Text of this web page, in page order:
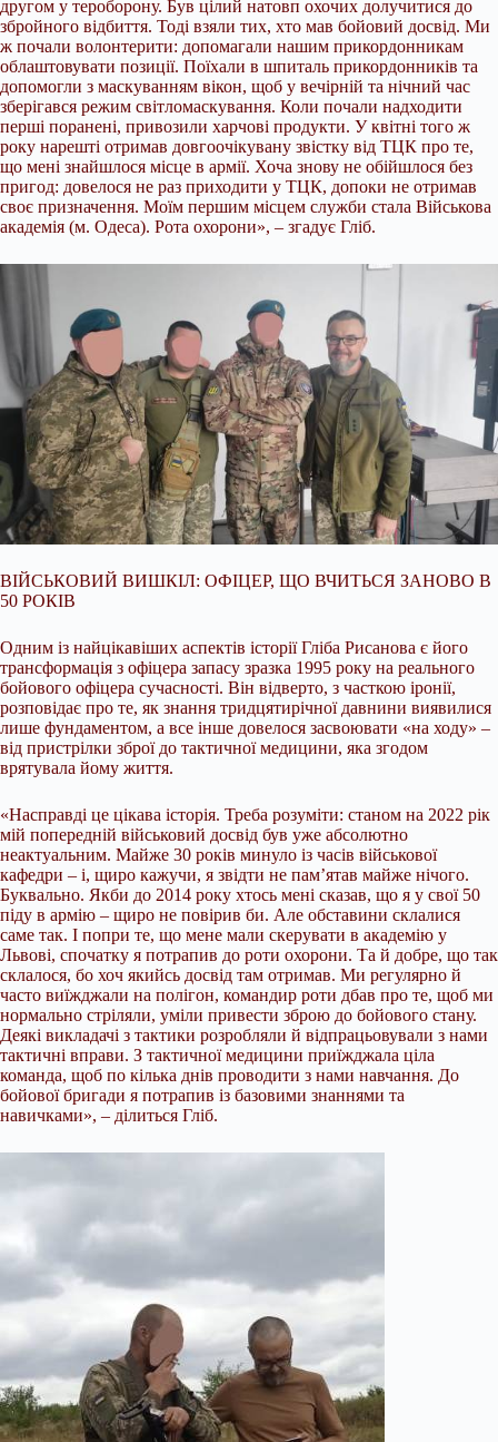
другом у тероборону. Був цілий натовп охочих долучитися до
збройного відбиття. Тоді взяли тих, хто мав бойовий досвід. Ми
ж почали волонтерити: допомагали нашим прикордонникам
облаштовувати позиції. Поїхали в шпиталь прикордонників та
допомогли з маскуванням вікон, щоб у вечірній та нічний час
зберігався режим світломаскування. Коли почали надходити
перші поранені, привозили харчові продукти. У квітні того ж
року нарешті отримав довгоочікувану звістку від ТЦК про те,
що мені знайшлося місце в армії. Хоча знову не обійшлося без
пригод: довелося не раз приходити у ТЦК, допоки не отримав
своє призначення. Моїм першим місцем служби стала Військова
академія (м. Одеса). Рота охорони», – згадує Гліб.
ВІЙСЬКОВИЙ ВИШКІЛ: ОФІЦЕР, ЩО ВЧИТЬСЯ ЗАНОВО В
50 РОКІВ
Одним із найцікавіших аспектів історії Гліба Рисанова є його
трансформація з офіцера запасу зразка 1995 року на реального
бойового офіцера сучасності. Він відверто, з часткою іронії,
розповідає про те, як знання тридцятирічної давнини виявилися
лише фундаментом, а все інше довелося засвоювати «на ходу» –
від пристрілки зброї до тактичної медицини, яка згодом
врятувала йому життя.
«Насправді це цікава історія. Треба розуміти: станом на 2022 рік
мій попередній військовий досвід був уже абсолютно
неактуальним. Майже 30 років минуло із часів військової
кафедри – і, щиро кажучи, я звідти не пам’ятав майже нічого.
Буквально. Якби до 2014 року хтось мені сказав, що я у свої 50
піду в армію – щиро не повірив би. Але обставини склалися
саме так. І попри те, що мене мали скерувати в академію у
Львові, спочатку я потрапив до роти охорони. Та й добре, що так
склалося, бо хоч якийсь досвід там отримав. Ми регулярно й
часто виїжджали на полігон, командир роти дбав про те, щоб ми
нормально стріляли, уміли привести зброю до бойового стану.
Деякі викладачі з тактики розробляли й відпрацьовували з нами
тактичні вправи. З тактичної медицини приїжджала ціла
команда, щоб по кілька днів проводити з нами навчання. До
бойової бригади я потрапив із базовими знаннями та
навичками», – ділиться Гліб.